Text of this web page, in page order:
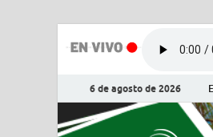
6 de agosto de 2026